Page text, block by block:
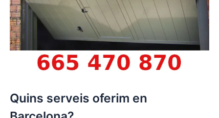
Quins serveis oferim en